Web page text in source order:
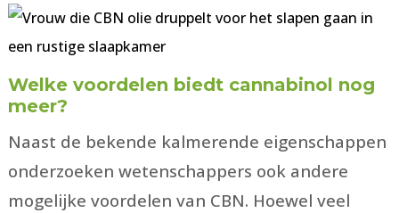
Welke voordelen biedt cannabinol nog
meer?
Naast de bekende kalmerende eigenschappen
onderzoeken wetenschappers ook andere
mogelijke voordelen van CBN. Hoewel veel